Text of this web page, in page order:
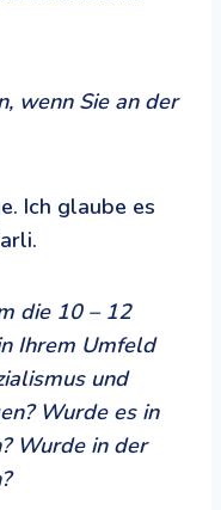
wenn Sie an der
Ich glaube es
die 10 – 12
Ihrem Umfeld
und
Wurde es in
Wurde in der